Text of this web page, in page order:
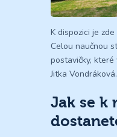
K dispozici je
Celou naučnou
postavičky,
Jitka Vondráková.
Jak se k